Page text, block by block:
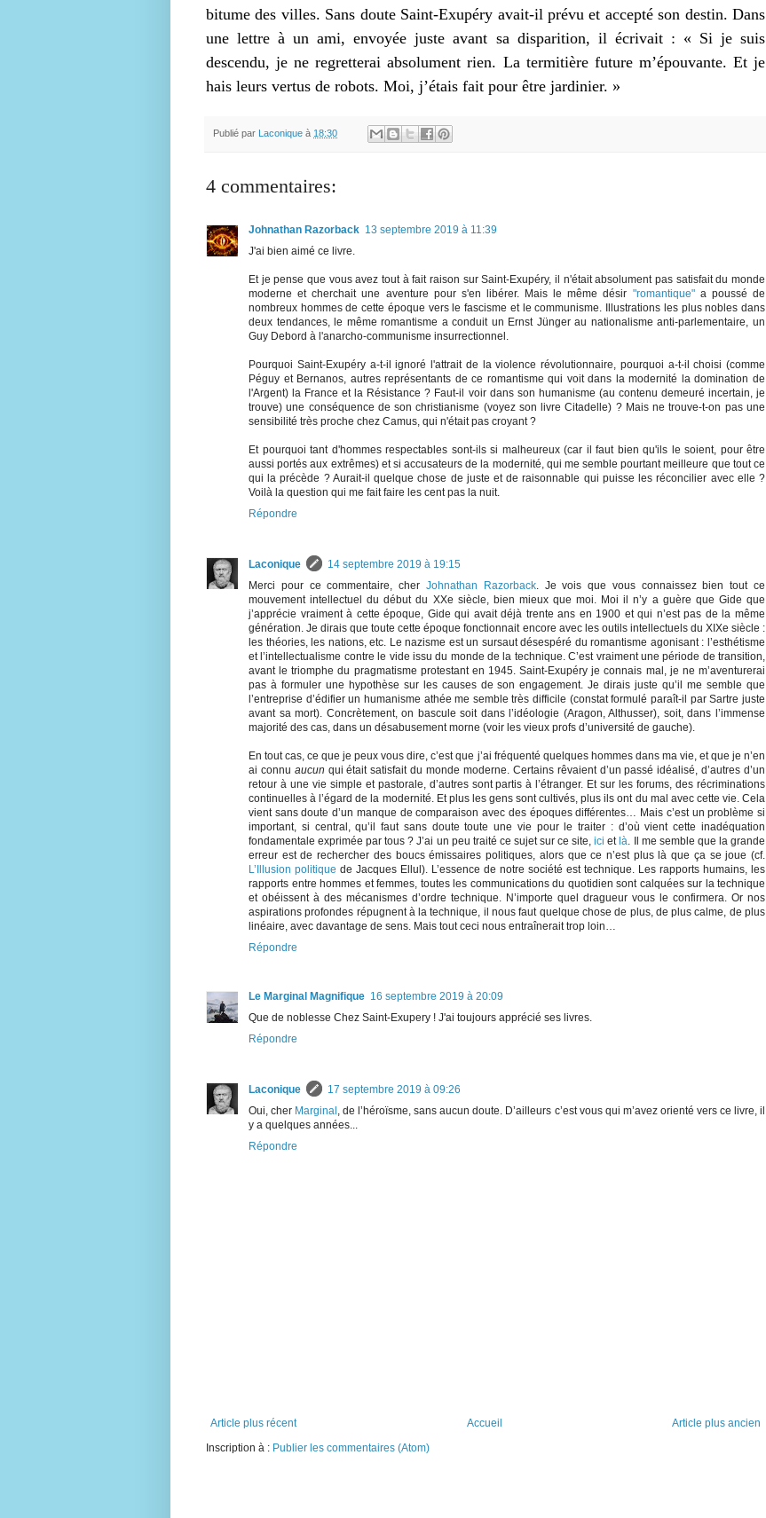
bitume des villes. Sans doute Saint-Exupéry avait-il prévu et accepté son destin. Dans
une lettre à un ami, envoyée juste avant sa disparition, il écrivait : « Si je suis
descendu, je ne regretterai absolument rien. La termitière future m’épouvante. Et je
hais leurs vertus de robots. Moi, j’étais fait pour être jardinier. »
Publié par Laconique à 18:30
4 commentaires:
Johnathan Razorback 13 septembre 2019 à 11:39
J'ai bien aimé ce livre.
Et je pense que vous avez tout à fait raison sur Saint-Exupéry, il n'était absolument pas satisfait du monde
moderne et cherchait une aventure pour s'en libérer. Mais le même désir "romantique"a poussé de
nombreux hommes de cette époque vers le fascisme et le communisme. Illustrations les plus nobles dans
deux tendances, le même romantisme a conduit un Ernst Jünger au nationalisme anti-parlementaire, un
Guy Debord à l'anarcho-communisme insurrectionnel.
Pourquoi Saint-Exupéry a-t-il ignoré l'attrait de la violence révolutionnaire, pourquoi a-t-il choisi (comme
Péguy et Bernanos, autres représentants de ce romantisme qui voit dans la modernité la domination de
l'Argent) la France et la Résistance ? Faut-il voir dans son humanisme (au contenu demeuré incertain, je
trouve) une conséquence de son christianisme (voyez son livre Citadelle) ? Mais ne trouve-t-on pas une
sensibilité très proche chez Camus, qui n'était pas croyant ?
Et pourquoi tant d'hommes respectables sont-ils si malheureux (car il faut bien qu'ils le soient, pour être
aussi portés aux extrêmes) et si accusateurs de la modernité, qui me semble pourtant meilleure que tout ce
qui la précède ? Aurait-il quelque chose de juste et de raisonnable qui puisse les réconcilier avec elle ?
Voilà la question qui me fait faire les cent pas la nuit.
Répondre
Laconique
14 septembre 2019 à 19:15
Merci pour ce commentaire, cher Johnathan Razorback. Je vois que vous connaissez bien tout ce
mouvement intellectuel du début du XXe siècle, bien mieux que moi. Moi il n’y a guère que Gide que
j’apprécie vraiment à cette époque, Gide qui avait déjà trente ans en 1900 et qui n’est pas de la même
génération. Je dirais que toute cette époque fonctionnait encore avec les outils intellectuels du XIXe siècle :
les théories, les nations, etc. Le nazisme est un sursaut désespéré du romantisme agonisant : l’esthétisme
et l’intellectualisme contre le vide issu du monde de la technique. C’est vraiment une période de transition,
avant le triomphe du pragmatisme protestant en 1945. Saint-Exupéry je connais mal, je ne m’aventurerai
pas à formuler une hypothèse sur les causes de son engagement. Je dirais juste qu’il me semble que
l’entreprise d’édifier un humanisme athée me semble très difficile (constat formulé paraît-il par Sartre juste
avant sa mort). Concrètement, on bascule soit dans l’idéologie (Aragon, Althusser), soit, dans l’immense
majorité des cas, dans un désabusement morne (voir les vieux profs d’université de gauche).
En tout cas, ce que je peux vous dire, c’est que j’ai fréquenté quelques hommes dans ma vie, et que je n’en
ai connu aucun qui était satisfait du monde moderne. Certains rêvaient d’un passé idéalisé, d’autres d’un
retour à une vie simple et pastorale, d’autres sont partis à l’étranger. Et sur les forums, des récriminations
continuelles à l’égard de la modernité. Et plus les gens sont cultivés, plus ils ont du mal avec cette vie. Cela
vient sans doute d’un manque de comparaison avec des époques différentes… Mais c’est un problème si
important, si central, qu’il faut sans doute toute une vie pour le traiter : d’où vient cette inadéquation
fondamentale exprimée par tous ? J’ai un peu traité ce sujet sur ce site,ici et là. Il me semble que la grande
erreur est de rechercher des boucs émissaires politiques, alors que ce n’est plus là que ça se joue (cf.
L’Illusion politique de Jacques Ellul). L’essence de notre société est technique. Les rapports humains, les
rapports entre hommes et femmes, toutes les communications du quotidien sont calquées sur la technique
et obéissent à des mécanismes d’ordre technique. N’importe quel dragueur vous le confirmera. Or nos
aspirations profondes répugnent à la technique, il nous faut quelque chose de plus, de plus calme, de plus
linéaire, avec davantage de sens. Mais tout ceci nous entraînerait trop loin…
Répondre
Le Marginal Magnifique 16 septembre 2019 à 20:09
Que de noblesse Chez Saint-Exupery ! J'ai toujours apprécié ses livres.
Répondre
Laconique
17 septembre 2019 à 09:26
Oui, cher Marginal , de l’héroïsme, sans aucun doute. D’ailleurs c’est vous qui m’avez orienté vers ce livre, il
y a quelques années...
Répondre
Article plus récent Article plus ancien
Accueil
Inscription à : Publier les commentaires (Atom)